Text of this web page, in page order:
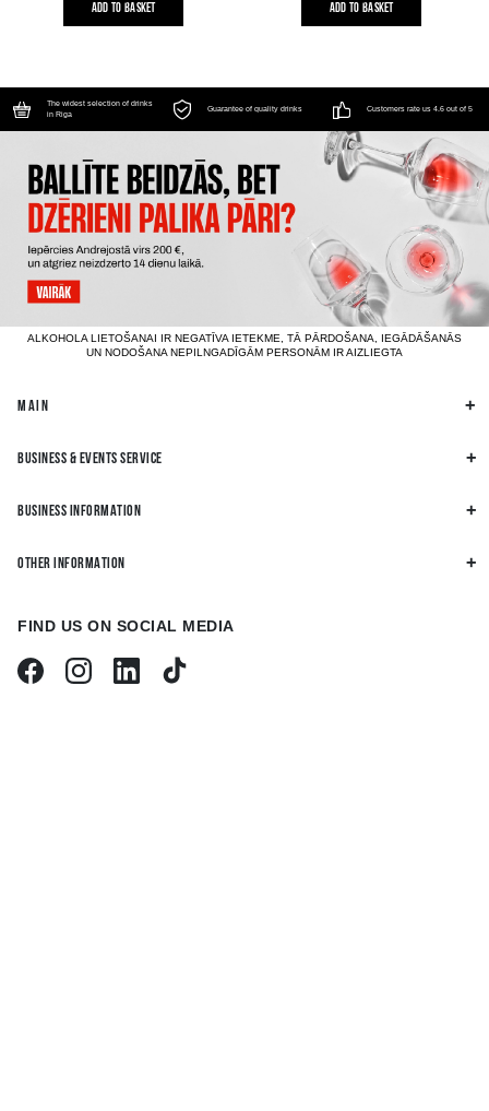
ADD TO BASKET ADD TO BASKET
The widest selection of drinks
in Riga
Guarantee of quality drinks Customers rate us 4.6 out of 5
ALKOHOLA LIETOŠANAI IR NEGATĪVA IETEKME, TĀ PĀRDOŠANA, IEGĀDĀŠANĀS
UN NODOŠANA NEPILNGADĪGĀM PERSONĀM IR AIZLIEGTA
MAIN
BUSINESS & EVENTS SERVICE
BUSINESS INFORMATION
OTHER INFORMATION
FIND US ON SOCIAL MEDIA